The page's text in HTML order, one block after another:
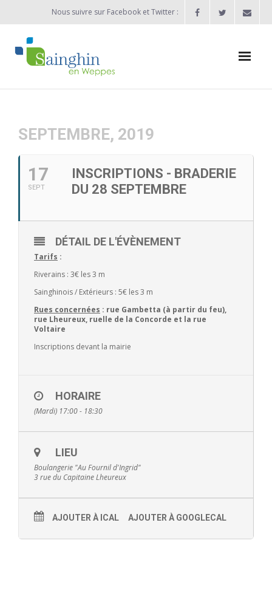
Nous suivre sur Facebook et Twitter :
Agenda
- Allocation d’études 2025/2026
- Vie scolaire
- - Ecole Maternelle Thomas Pesquet
- - Ecole Yann Arthus-Bertrand
- - Ecole Sainte Marie
- - Menus restaurant scolaire
- - Centres de loisirs
- - Espace jeunes 12 / 17 ans
- - Conseil Municipal Enfants
SEPTEMBRE, 2019
17
SEPT
INSCRIPTIONS - BRADERIE
DU 28 SEPTEMBRE
DÉTAIL DE L'ÉVÈNEMENT
Tarifs :
Riverains : 3€ les 3 m
Sainghinois / Extérieurs : 5€ les 3 m
Rues concernées : rue Gambetta (à partir du feu),
rue Lheureux, ruelle de la Concorde et la rue
Voltaire
Inscriptions devant la mairie
HORAIRE
(Mardi) 17:00 - 18:30
LIEU
Boulangerie "Au Fournil d'Ingrid"
3 rue du Capitaine Lheureux
AJOUTER À ICAL AJOUTER À GOOGLECAL